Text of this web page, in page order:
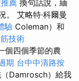
薦 換句話說，緬
。 艾略特·科爾曼
驗 Coleman）和
技術
個四個季節的農
期 台中中清路按
Damrosch）給我